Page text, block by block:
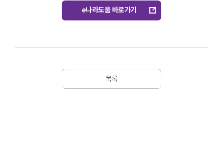
e나라도움 바로가기
목록